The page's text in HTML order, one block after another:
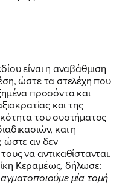
είναι η αναβάθμιση
ώστε τα στελέχη που
προσόντα και
και της
του συστήματος
και η
ώστε αν δεν
να αντικαθίστανται.
Κεραμέως, δήλωσε:
μία τομή